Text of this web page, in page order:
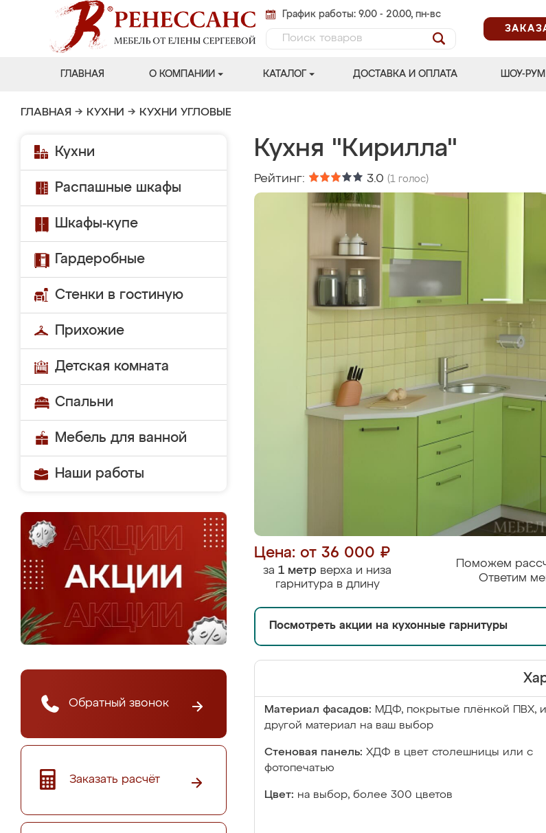
График работы: 9.00 - 20.00, пн-вс
ГЛАВНАЯ О КОМПАНИИ КАТАЛОГ ДОСТАВКА И ОПЛАТА ШОУ-РУМ
ГЛАВНАЯ → КУХНИ → КУХНИ УГЛОВЫЕ
Кухни
Распашные шкафы
Шкафы-купе
Гардеробные
Стенки в гостиную
Прихожие
Детская комната
Спальни
Мебель для ванной
Наши работы
Обратный звонок
Заказать расчёт
Кухня "Кирилла"
Рейтинг: 3.0 (1 голос)
Цена: от 36 000 ₽
за 1 метр верха и низа
гарнитура в длину
Поможем
Ответим
Посмотреть акции на кухонные гарнитуры
Материал фасадов: МДФ, покрытые плёнкой ПВХ,
другой материал на ваш выбор
Стеновая панель: ХДФ в цвет столешницы или с
фотопечатью
Цвет: на выбор, более 300 цветов